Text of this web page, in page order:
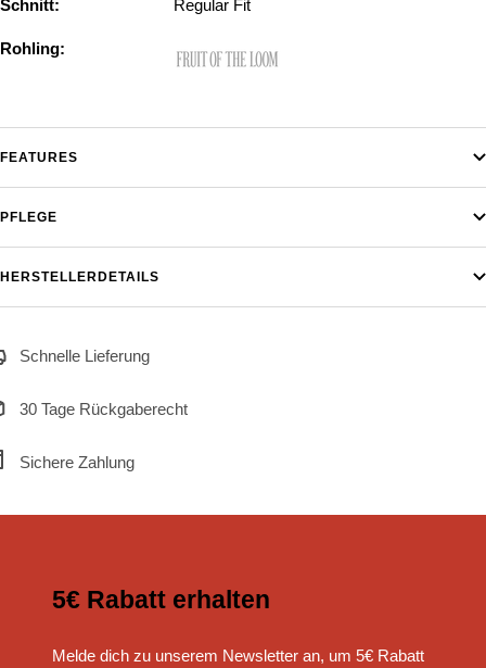
Schnitt: Regular Fit
Rohling:
FEATURES
PFLEGE
HERSTELLERDETAILS
Schnelle Lieferung
30 Tage Rückgaberecht
Sichere Zahlung
5€ Rabatt erhalten
Melde dich zu unserem Newsletter an, um 5€ Rabatt